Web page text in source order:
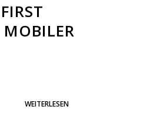
MOBILER
WEITERLESEN